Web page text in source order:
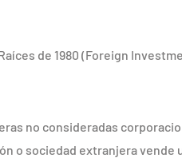
de 1980 (Foreign
no consideradas
o sociedad extranjera vende